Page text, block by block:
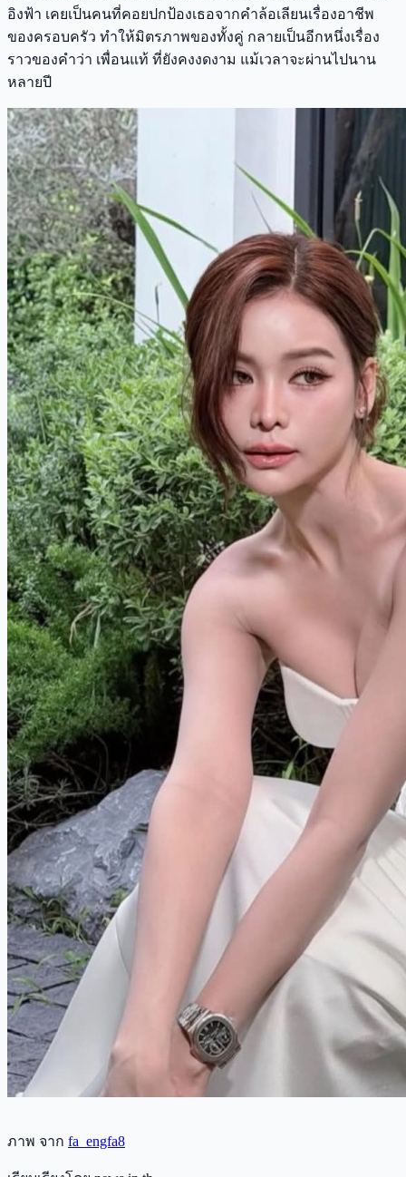
อิงฟ้า เคยเป็นคนที่คอยปกป้องเธอจากคำล้อเลียนเรื่องอาชีพ
ของครอบครัว ทำให้มิตรภาพของทั้งคู่ กลายเป็นอีกหนึ่งเรื่อง
ราวของคำว่า เพื่อนแท้ ที่ยังคงงดงาม แม้เวลาจะผ่านไปนาน
หลายปี
ภาพ จาก fa_engfa8